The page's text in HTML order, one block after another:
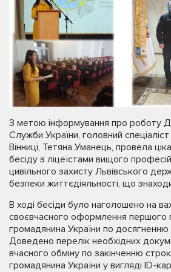
З метою інформування про роботу
Служби України, головний спеціаліст
Вінниці, Тетяна Уманець, провела
бесіду з ліцеїстами вищого
цивільного захисту Львівського
безпеки життєдіяльності, що
В ході бесіди було наголошено на
своєвчасного оформлення першого
громадянина України по досягненню
Доведено перелік необхідних
вчасного обміну по закінченню
громадянина України у вигляді ID-